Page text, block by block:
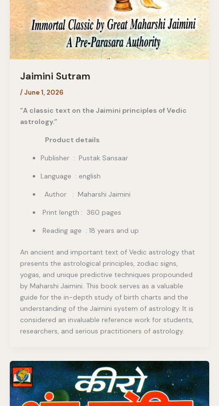
Jaimini Sutram
/ June 1, 2026
“A classic text on the Jaimini principles of Vedic
astrology.”
Product details
Publisher ‏ : ‎ Pustak Sansaar
Language : english
Author : Maharshi Jaimini
Print length : 360 pages
Reading age : 18 years and up
An ancient and important text of Vedic astrology that
presents the astrological principles, zodiac signs,
yogas, and unique predictive techniques propounded
by Maharshi Jaimini. This book serves as a valuable
guide for the in-depth study of birth charts and the
understanding of the Jaimini system of astrology. It is
considered an invaluable reference work for students,
researchers, and serious practitioners of astrology.